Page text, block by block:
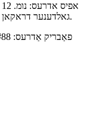
גאלדענער דראקאן גאס, ליטשענג דיסטריקט, קוואנזשאו כינע.